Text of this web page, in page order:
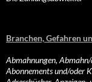
Branchen, Gefahren
Abmahnungen,
Abonnements und/oder